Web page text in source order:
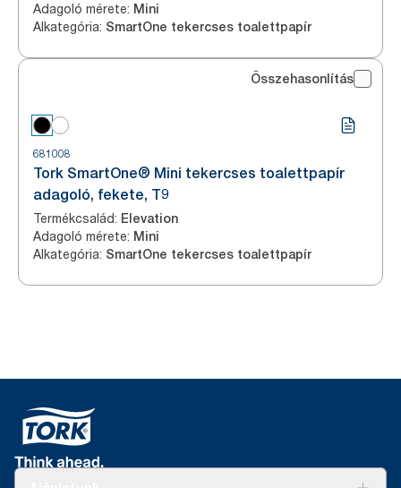
Adagoló mérete: Mini
Alkategória: SmartOne tekercses toalettpapír
Összehasonlítás
681008
Tork SmartOne® Mini tekercses toalettpapír
adagoló, fekete, T9
Termékcsalád: Elevation
Adagoló mérete: Mini
Alkategória: SmartOne tekercses toalettpapír